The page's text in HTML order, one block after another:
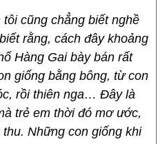
cũng chẳng biết nghề
rằng, cách đây khoảng
Hàng Gai bày bán rất
giống bằng bông, từ con
rồi thiên nga… Đây là
trẻ em thời đó mơ ước,
Những con giống khi